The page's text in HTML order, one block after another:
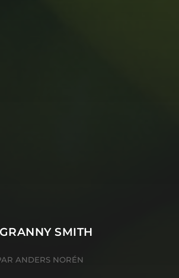
GRANNY SMITH
ANDERS NORÉN